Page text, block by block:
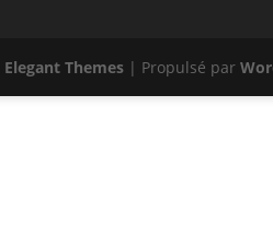
Elegant Themes | Propulsé par